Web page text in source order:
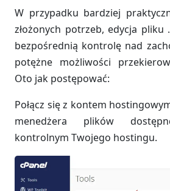
W przypadku bardziej
złożonych potrzeb, edycja pliku
bezpośrednią kontrolę nad
potężne możliwości
Oto jak postępować:
Połącz się z kontem
menedżera plików
kontrolnym Twojego hostingu.